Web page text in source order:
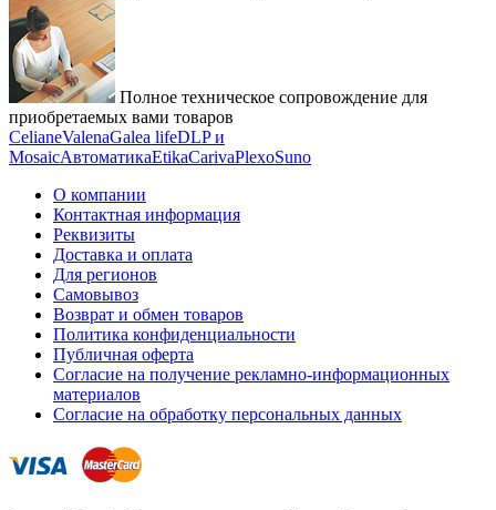
Полное техническое сопровождение для
приобретаемых вами товаров
CelianeValenaGalea lifeDLP и
MosaicАвтоматикаEtikaCarivaPlexoSuno
О компании
Контактная информация
Реквизиты
Доставка и оплата
Для регионов
Самовывоз
Возврат и обмен товаров
Политика конфиденциальности
Публичная оферта
Согласие на получение рекламно-информационных
материалов
Согласие на обработку персональных данных